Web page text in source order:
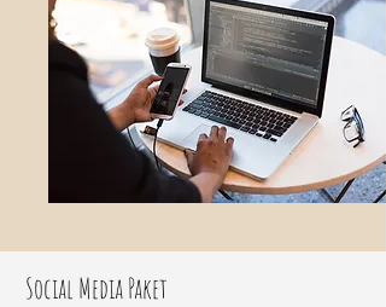
Social Media Paket